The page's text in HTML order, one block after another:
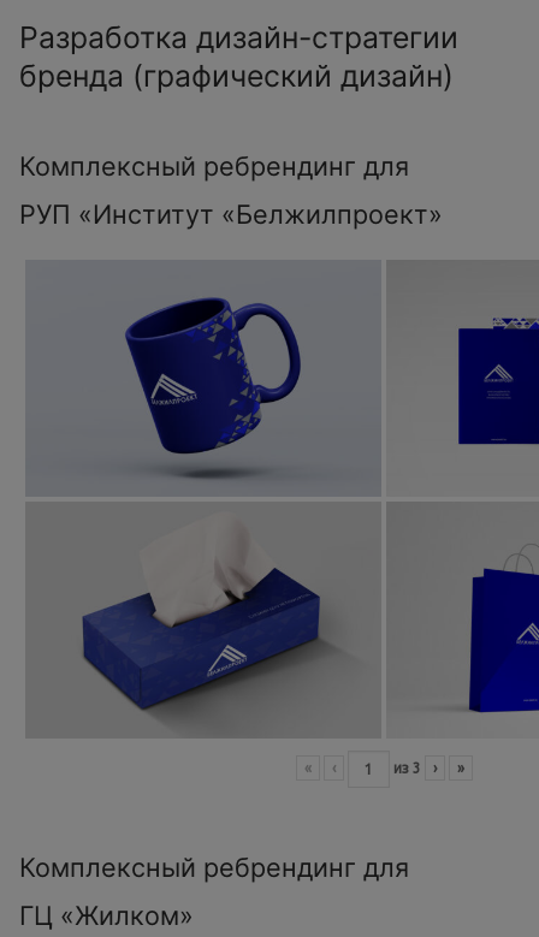
Разработка дизайн-стратегии
бренда (графический дизайн)
Комплексный ребрендинг для
РУП «Институт «Белжилпроект»
« ‹ из 3 › »
Комплексный ребрендинг для
ГЦ «Жилком»